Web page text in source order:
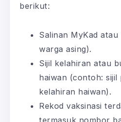
berikut:
Salinan MyKad
warga asing).
Sijil kelahiran atau
haiwan (contoh: sijil
kelahiran haiwan).
Rekod vaksinasi
termasuk nombor